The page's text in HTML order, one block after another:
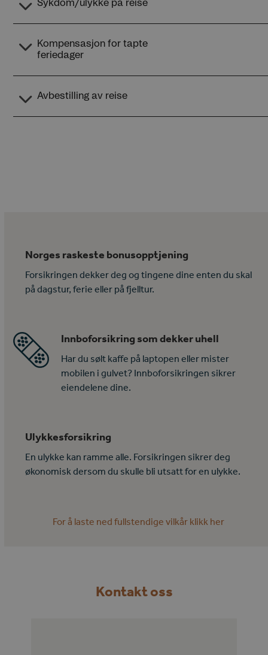
Norges raskeste bonusopptjening
Forsikringen dekker deg og tingene dine enten du skal
på dagstur, ferie eller på fjelltur.
Innboforsikring som dekker uhell
Har du sølt kaffe på laptopen eller mister
mobilen i gulvet? Innboforsikringen sikrer
eiendelene dine.
Ulykkesforsikring
En ulykke kan ramme alle. Forsikringen sikrer deg
økonomisk dersom du skulle bli utsatt for en ulykke.
For å laste ned fullstendige vilkår klikk her
Kontakt oss